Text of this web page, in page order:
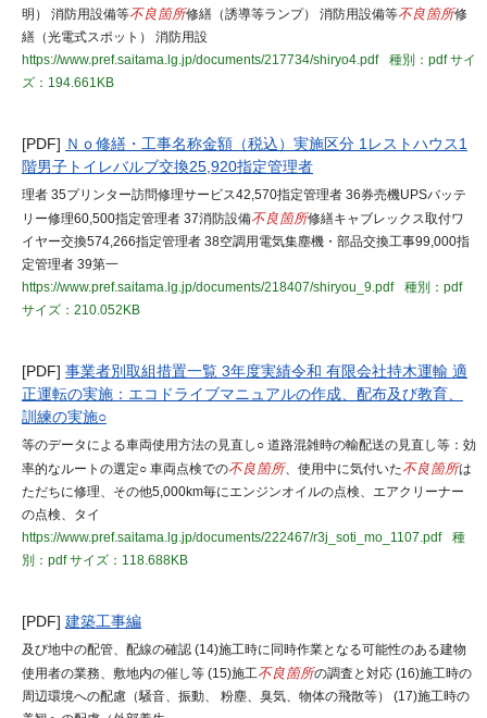
明） 消防用設備等不良箇所修繕（誘導等ランプ） 消防用設備等不良箇所修
繕（光電式スポット） 消防用設
https://www.pref.saitama.lg.jp/documents/217734/shiryo4.pdf
種別：pdfサイ
ズ：194.661KB
[PDF] Ｎｏ修繕・工事名称金額（税込）実施区分 1レストハウス1
階男子トイレバルブ交換25,920指定管理者
理者 35プリンター訪問修理サービス42,570指定管理者 36券売機UPSバッテ
リー修理60,500指定管理者 37消防設備不良箇所修繕キャブレックス取付ワ
イヤー交換574,266指定管理者 38空調用電気集塵機・部品交換工事99,000指
定管理者 39第一
https://www.pref.saitama.lg.jp/documents/218407/shiryou_9.pdf
種別：pdf
サイズ：210.052KB
[PDF] 事業者別取組措置一覧 3年度実績令和 有限会社持木運輸 適
正運転の実施：エコドライブマニュアルの作成、配布及び教育、
訓練の実施○
等のデータによる車両使用方法の見直し○ 道路混雑時の輸配送の見直し等：効
率的なルートの選定○ 車両点検での不良箇所、使用中に気付いた不良箇所は
ただちに修理、その他5,000km毎にエンジンオイルの点検、エアクリーナー
の点検、タイ
https://www.pref.saitama.lg.jp/documents/222467/r3j_soti_mo_1107.pdf
種
別：pdfサイズ：118.688KB
[PDF] 建築工事編
及び地中の配管、配線の確認 (14)施工時に同時作業となる可能性のある建物
使用者の業務、敷地内の催し等 (15)施工不良箇所の調査と対応 (16)施工時の
周辺環境への配慮（騒音、振動、 粉塵、臭気、物体の飛散等） (17)施工時の